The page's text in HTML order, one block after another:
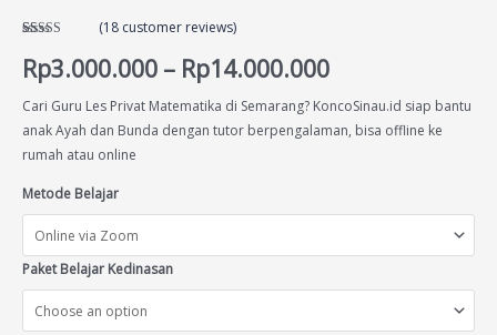
out of 5
based on
customer
ratings
(18customer reviews)
Rp3.000.000 – Rp14.000.000
Cari Guru Les Privat Matematika di Semarang? KoncoSinau.id siap bantu
anak Ayah dan Bunda dengan tutor berpengalaman, bisa offline ke
rumah atau online
Metode Belajar
Paket Belajar Kedinasan